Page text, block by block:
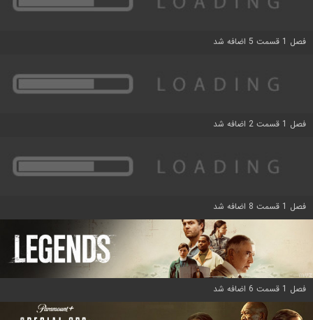
فصل 1 قسمت 5 اضافه شد
فصل 1 قسمت 2 اضافه شد
فصل 1 قسمت 8 اضافه شد
فصل 1 قسمت 6 اضافه شد